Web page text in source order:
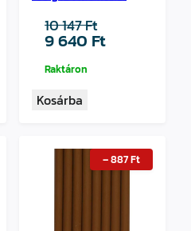
10 147Ft
Original
was:
147 Ft.
9 640 FtCurrent
Raktáron
Kosárba
–887Ft